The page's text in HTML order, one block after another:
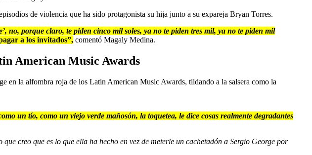
de violencia que ha sido protagonista su hija junto a su expareja Bryan Torres.
no, porque claro, te piden cinco mil soles, ya no te piden tres mil, ya no te piden mil
a los invitados”, comentó Magaly Medina.
American Music Awards
en la alfombra roja de los Latin American Music Awards, tildando a la salsera como la
un tío, como un viejo verde mañosón, la toquetea, le dice cosas realmente degradantes
creo que es lo que ella ha hecho en vez de meterle un cachetadón a Sergio George por